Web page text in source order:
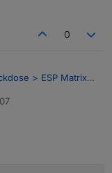
0
> ESP Matrix